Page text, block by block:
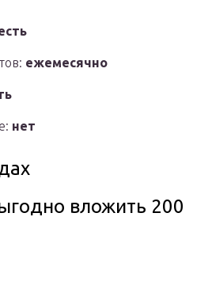
ежемесячно
нет
вложить 200